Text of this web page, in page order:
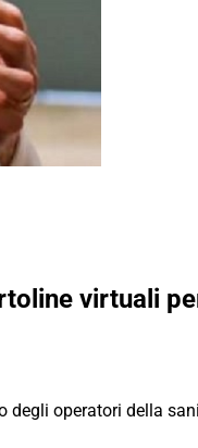
virtuali
degli operatori della